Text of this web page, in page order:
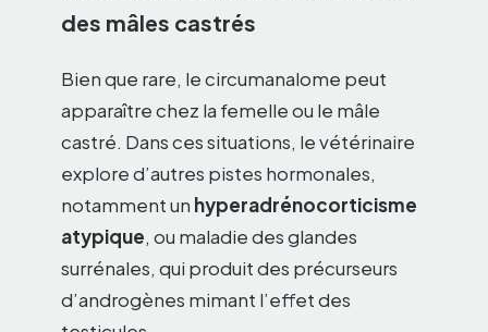
des mâles castrés
Bien que rare, le circumanalome peut
apparaître chez la femelle ou le mâle
castré. Dans ces situations, le vétérinaire
explore d’autres pistes hormonales,
notamment un hyperadrénocorticisme
atypique, ou maladie des glandes
surrénales, qui produit des précurseurs
d’androgènes mimant l’effet des